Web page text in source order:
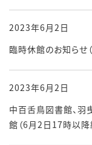
2023年6月2日
臨時休館のお知らせ
2023年6月2日
中百舌鳥図書館、羽
館（6月2日17時以降